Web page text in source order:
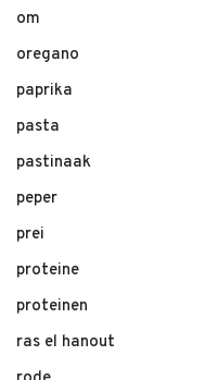
om
oregano
paprika
pasta
pastinaak
peper
prei
proteine
proteinen
ras el hanout